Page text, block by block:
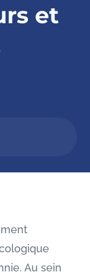
et
Au sein